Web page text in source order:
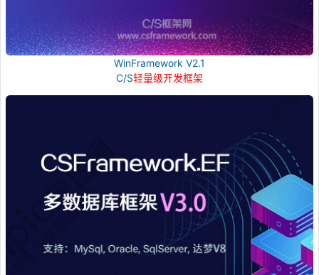
WinFramework V2.1
C/S轻量级开发框架